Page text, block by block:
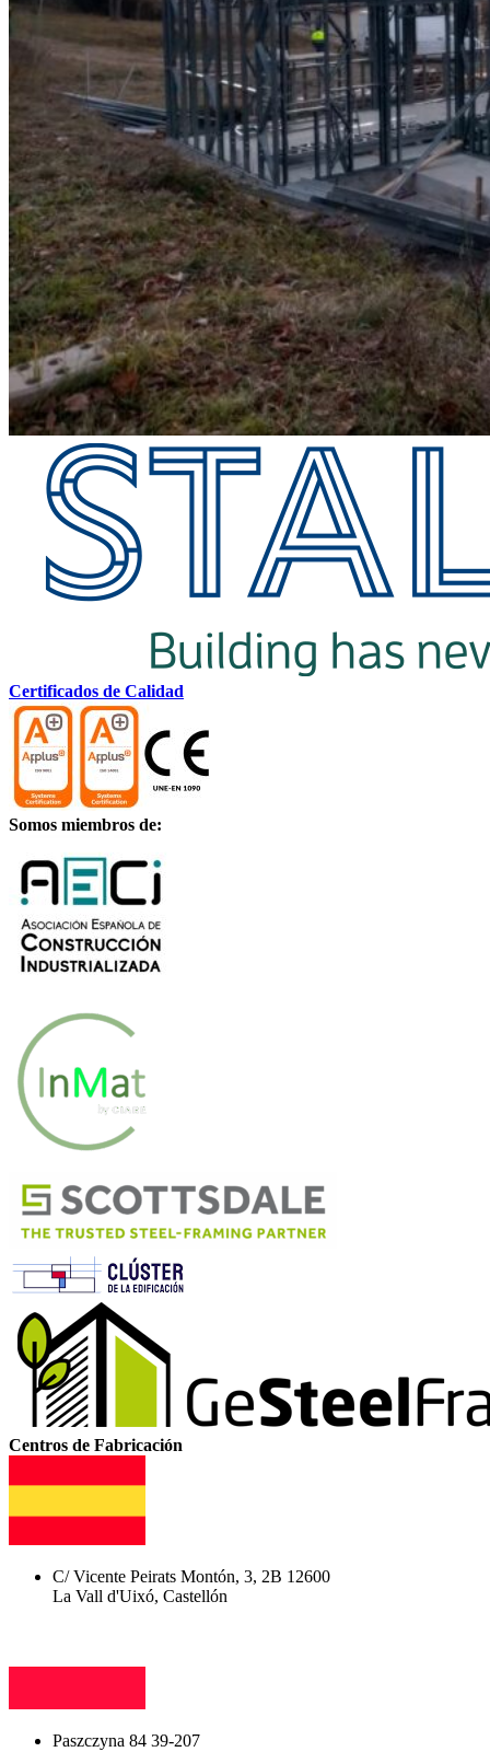
Certificados de Calidad
Somos miembros de:
Centros de Fabricación
C/ Vicente Peirats Montón, 3, 2B 12600
La Vall d'Uixó, Castellón
Paszczyna 84 39-207